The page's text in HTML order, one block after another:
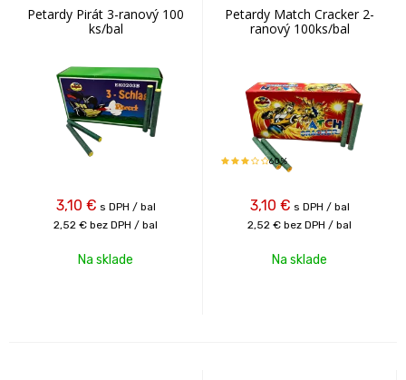
Petardy Pirát 3-ranový 100
ks/bal
3,10 € s DPH / bal
2,52 € bez DPH / bal
Na sklade
Petardy Match Cracker 2-
ranový 100ks/bal
60%
3,10 € s DPH / bal
2,52 € bez DPH / bal
Na sklade